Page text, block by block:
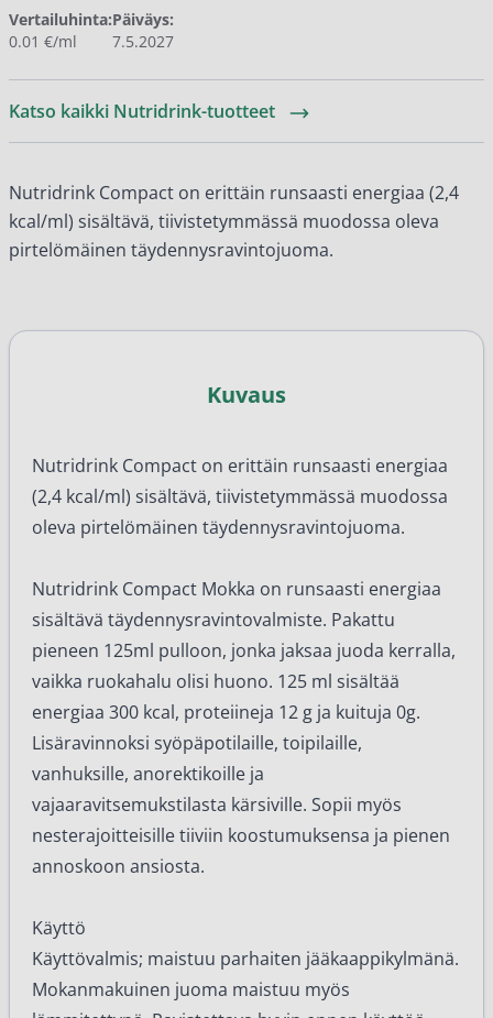
Vertailuhinta:
0.01 €/ml
Päiväys:
7.5.2027
Katso kaikki Nutridrink-tuotteet
Nutridrink Compact on erittäin runsaasti energiaa (2,4
kcal/ml) sisältävä, tiivistetymmässä muodossa oleva
pirtelömäinen täydennysravintojuoma.
Kuvaus
Nutridrink Compact on erittäin runsaasti energiaa
(2,4 kcal/ml) sisältävä, tiivistetymmässä muodossa
oleva pirtelömäinen täydennysravintojuoma.
Nutridrink Compact Mokka on runsaasti energiaa
sisältävä täydennysravintovalmiste. Pakattu
pieneen 125ml pulloon, jonka jaksaa juoda kerralla,
vaikka ruokahalu olisi huono. 125 ml sisältää
energiaa 300 kcal, proteiineja 12 g ja kuituja 0g.
Lisäravinnoksi syöpäpotilaille, toipilaille,
vanhuksille, anorektikoille ja
vajaaravitsemukstilasta kärsiville. Sopii myös
nesterajoitteisille tiiviin koostumuksensa ja pienen
annoskoon ansiosta.
Käyttö
Käyttövalmis; maistuu parhaiten jääkaappikylmänä.
Mokanmakuinen juoma maistuu myös